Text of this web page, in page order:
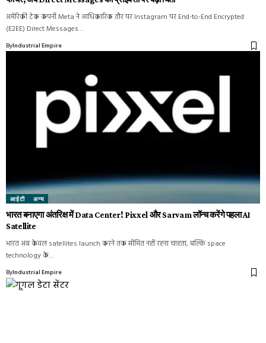
अमेरिकी टेक कंपनी Meta ने आधिकारिक तौर पर Instagram पर End-to-End Encrypted
(E2EE) Direct Messages…
ByIndustrial Empire
आईटी अन्य
भारत बनाएगा अंतरिक्ष में Data Center! Pixxel और Sarvam लॉन्च करेंगे पहला AI
Satellite
भारत अब केवल satellites launch करने तक सीमित नहीं रहना चाहता, बल्कि space
technology के…
ByIndustrial Empire